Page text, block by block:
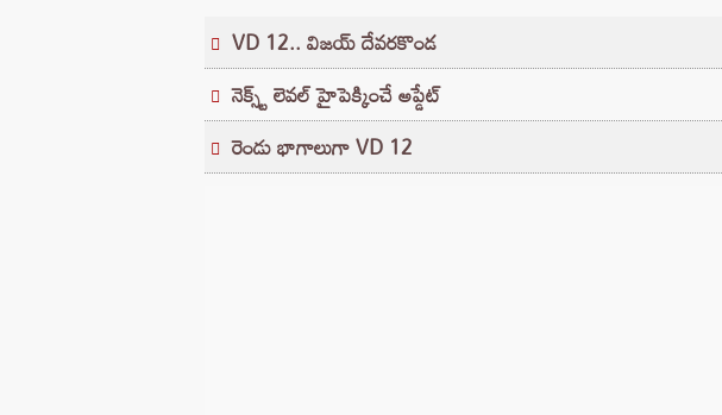
VD 12.. విజయ్ దేవరకొండ
నెక్స్ట్ లెవల్ హైపెక్కించే అప్డేట్
రెండు భాగాలుగా VD 12